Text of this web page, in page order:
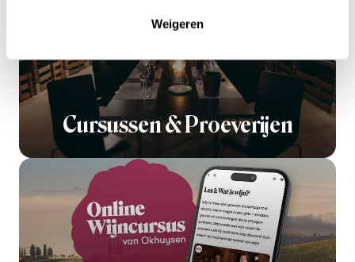
Weigeren
Cursussen & Proeverijen